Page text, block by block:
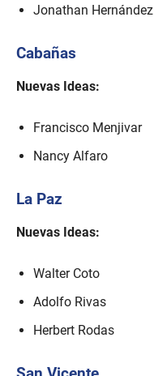
Jonathan Hernández
Cabañas
Nuevas Ideas:
Francisco Menjivar
Nancy Alfaro
La Paz
Nuevas Ideas:
Walter Coto
Adolfo Rivas
Herbert Rodas